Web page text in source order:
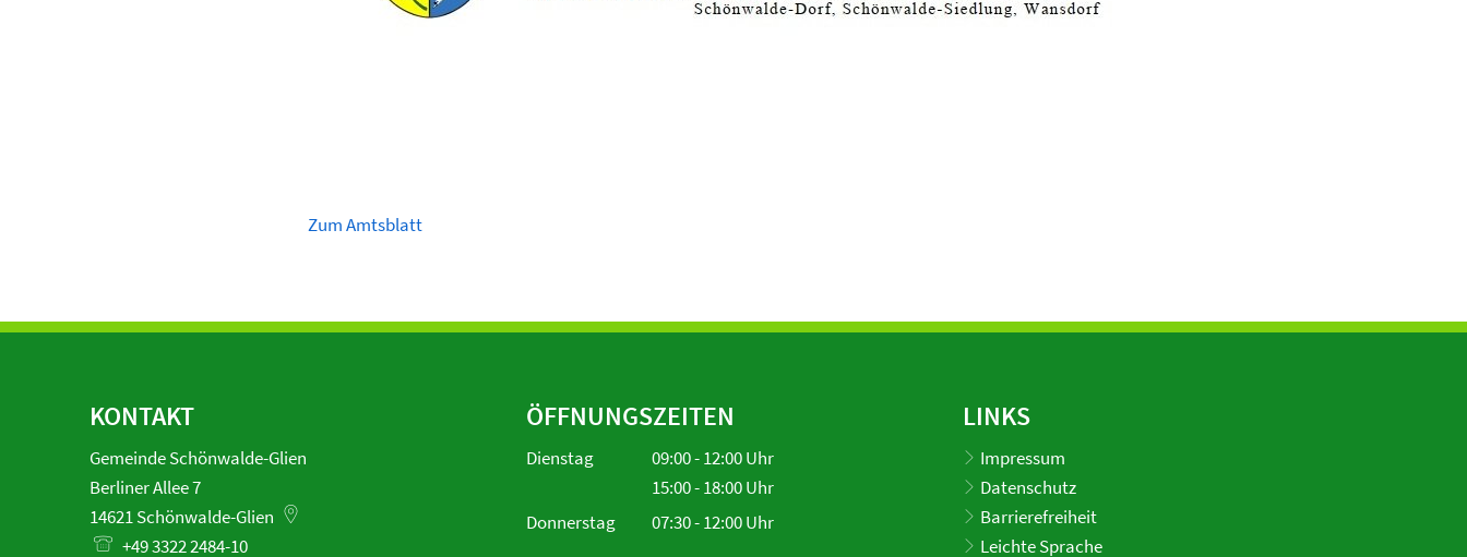
Zum Amtsblatt
KONTAKT
Gemeinde Schönwalde-Glien
Berliner Allee 7
14621Schönwalde-Glien
+49 3322 2484-10
ÖFFNUNGSZEITEN
Dienstag 09:00-12:00Uhr
Von 09:00 bis 12:00 Uhr
15:00-18:00Uhr
Von 15:00 bis 18:00 Uhr
Donnerstag 07:30-12:00Uhr
LINKS
Impressum
Datenschutz
Barrierefreiheit
Leichte Sprache